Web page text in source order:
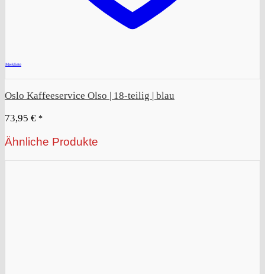
Merkliste
Oslo Kaffeeservice Olso | 18-teilig | blau
73,95 € *
Ähnliche Produkte